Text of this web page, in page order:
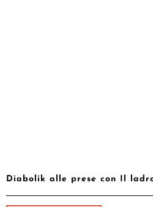
Diabolik alle prese con Il